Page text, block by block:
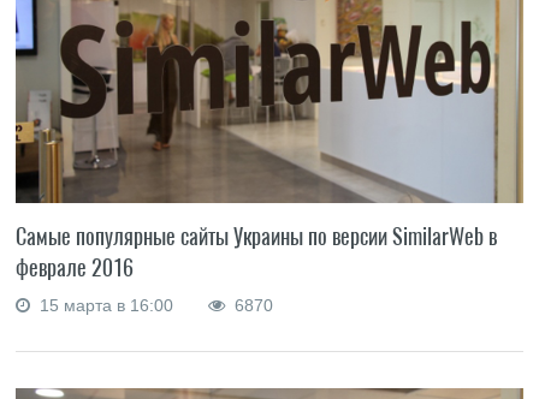
Самые популярные сайты Украины по версии SimilarWeb в
феврале 2016
15 марта в 16:00 6870